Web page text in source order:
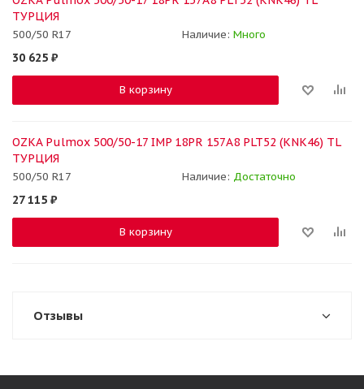
ТУРЦИЯ
500/50 R17 Наличие: Много
30 625 ₽
В корзину
OZKA Pulmox 500/50-17 IMP 18PR 157A8 PLT52 (KNK46) TL
ТУРЦИЯ
500/50 R17 Наличие: Достаточно
27 115 ₽
В корзину
Отзывы